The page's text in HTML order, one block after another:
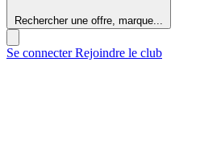
Rechercher une offre, marque...
Se connecterRejoindre le club